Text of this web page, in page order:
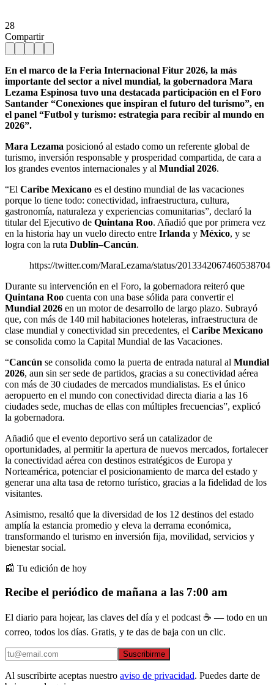
28
Compartir
En el marco de la Feria Internacional Fitur 2026, la más
importante del sector a nivel mundial, la gobernadora Mara
Lezama Espinosa tuvo una destacada participación en el Foro
Santander “Conexiones que inspiran el futuro del turismo”, en
el panel “Futbol y turismo: estrategia para recibir al mundo en
2026”.
Mara Lezama posicionó al estado como un referente global de
turismo, inversión responsable y prosperidad compartida, de cara a
los grandes eventos internacionales y al Mundial 2026.
“El Caribe Mexicano es el destino mundial de las vacaciones
porque lo tiene todo: conectividad, infraestructura, cultura,
gastronomía, naturaleza y experiencias comunitarias”, declaró la
titular del Ejecutivo de Quintana Roo. Añadió que por primera vez
en la historia hay un vuelo directo entre Irlanda y México, y se
logra con la ruta Dublín–Cancún.
https://twitter.com/MaraLezama/status/2013342067460538704
Durante su intervención en el Foro, la gobernadora reiteró que
Quintana Roo cuenta con una base sólida para convertir el
Mundial 2026 en un motor de desarrollo de largo plazo. Subrayó
que, con más de 140 mil habitaciones hoteleras, infraestructura de
clase mundial y conectividad sin precedentes, el Caribe Mexicano
se consolida como la Capital Mundial de las Vacaciones.
“Cancún se consolida como la puerta de entrada natural al Mundial
2026, aun sin ser sede de partidos, gracias a su conectividad aérea
con más de 30 ciudades de mercados mundialistas. Es el único
aeropuerto en el mundo con conectividad directa diaria a las 16
ciudades sede, muchas de ellas con múltiples frecuencias”, explicó
la gobernadora.
Añadió que el evento deportivo será un catalizador de
oportunidades, al permitir la apertura de nuevos mercados, fortalecer
la conectividad aérea con destinos estratégicos de Europa y
Norteamérica, potenciar el posicionamiento de marca del estado y
generar una alta tasa de retorno turístico, gracias a la fidelidad de los
visitantes.
Asimismo, resaltó que la diversidad de los 12 destinos del estado
amplía la estancia promedio y eleva la derrama económica,
transformando el turismo en inversión fija, movilidad, servicios y
bienestar social.
📰 Tu edición de hoy
Recibe el periódico de mañana a las 7:00 am
El diario para hojear, las claves del día y el podcast ☕ — todo en un
correo, todos los días. Gratis, y te das de baja con un clic.
Suscribirme
Al suscribirte aceptas nuestro aviso de privacidad. Puedes darte de